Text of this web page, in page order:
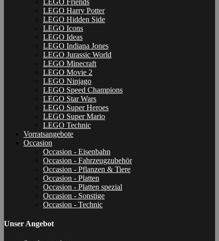
LEGO Friends
LEGO Harry Potter
LEGO Hidden Side
LEGO Icons
LEGO Ideas
LEGO Indiana Jones
LEGO Jurassic World
LEGO Minecraft
LEGO Movie 2
LEGO Ninjago
LEGO Speed Champions
LEGO Star Wars
LEGO Super Heroes
LEGO Super Mario
LEGO Technic
Vorratsangebote
Occasion
Occasion - Eisenbahn
Occasion - Fahrzeugzubehör
Occasion - Pflanzen & Tiere
Occasion - Platten
Occasion - Platten spezial
Occasion - Sonstige
Occasion - Technic
Unser Angebot